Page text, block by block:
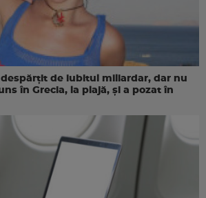
despărțit de iubitul miliardar, dar nu
în Grecia, la plajă, și a pozat în